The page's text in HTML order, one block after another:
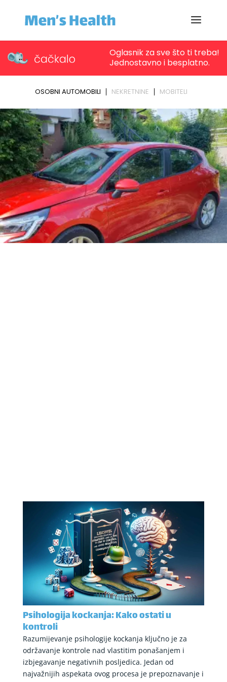
Psihologija kockanja: Kako ostati u
kontroli
Razumijevanje psihologije kockanja ključno je za
održavanje kontrole nad vlastitim ponašanjem i
izbjegavanje negativnih posljedica. Jedan od
najvažnijih aspekata ovog procesa je prepoznavanje i